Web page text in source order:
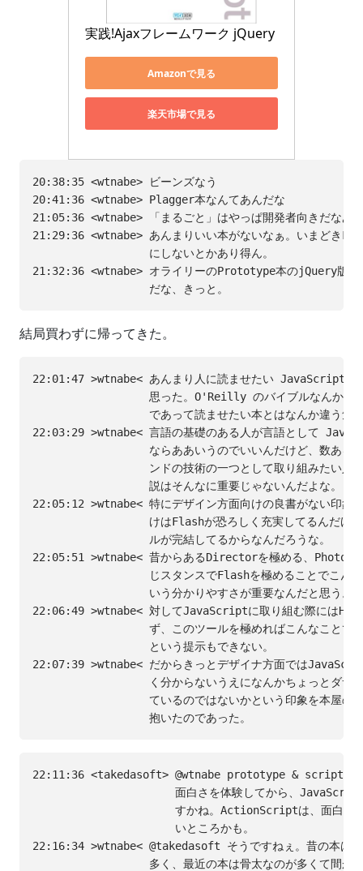
実践!Ajaxフレームワーク jQuery
Amazonで見る
楽天市場で見る
20:38:35 <wtnabe> ビーンズなう
20:41:36 <wtnabe> Plagger本なんてあんだな
21:05:36 <wtnabe> 「まるごと」はやっぱ開発者向きだなあ
21:29:36 <wtnabe> あんまりいい本がないなぁ。いまどき
                  にしないとかあり得ん。
21:32:36 <wtnabe> オライリーのPrototype本のjQuery版み
結局買わずに帰ってきた。
22:01:47 >wtnabe< あんまり人に読ませたい JavaScript 本
思った。O'Reilly のバイブルなんかは
であって読ませたい本とはなんか違う気
22:03:29 >wtnabe< 言語の基礎のある人が言語として
ならああいうのでいいんだけど、数ある
ンドの技術の一つとして取り組みたい人
                  説はそんなに重要じゃないんだよな。
22:05:12 >wtnabe< 特にデザイン方面向けの良書がない印象
けはFlashが恐ろしく充実してるんだけど
                  ルが完結してるからなんだろうな。
22:05:51 >wtnabe< 昔からあるDirectorを極める、
じスタンスでFlashを極めることでこんな
                  いう分かりやすさが重要なんだと思う。
22:06:49 >wtnabe< 対してJavaScriptに取り組む際にはHTML
ず、このツールを極めればこんなことで
                  という提示もできない。
22:07:39 >wtnabe< だからきっとデザイナ方面では
く分からないうえになんかちょっとダサ
ているのではないかという印象を本屋の
22:11:36 <takedasoft> @wtnabe prototype &
面白さを体験してから、JavaScript
すかね。ActionScriptは、面白さ
                      いところかも。
22:16:34 >wtnabe< @takedasoft そうですねぇ。昔の本はう
多く、最近の本は骨太なのが多くて間が